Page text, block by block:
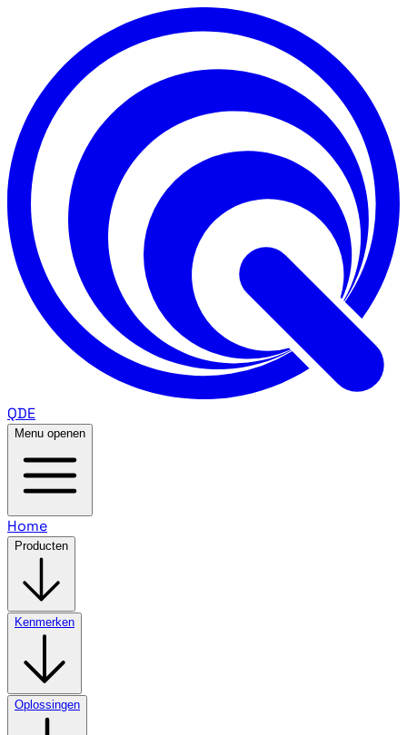
QDE
Menu openen
Home
Producten
Kenmerken
Oplossingen